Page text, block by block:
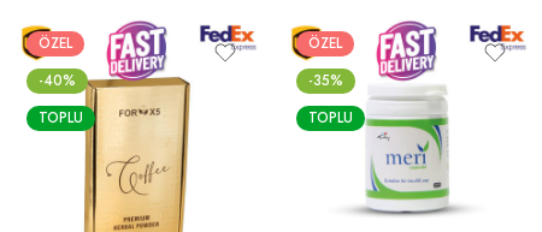
ÖZEL
-40%
TOPLU
ÖZEL
-35%
TOPLU